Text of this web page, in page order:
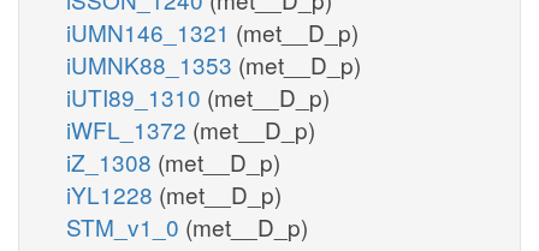
iUMN146_1321 (met__D_p)
iUMNK88_1353 (met__D_p)
iUTI89_1310 (met__D_p)
iWFL_1372 (met__D_p)
iZ_1308 (met__D_p)
iYL1228 (met__D_p)
STM_v1_0 (met__D_p)